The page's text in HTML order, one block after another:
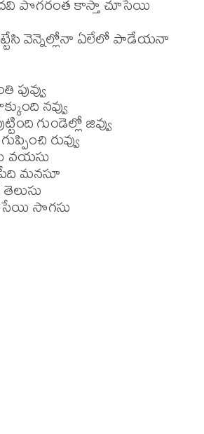
కట్టేసి వెన్నెల్లోనా ఏలేలో పాడేయనా
నవ్వు
గుండెల్లో జివ్వు
రువ్వు
వయసు
మనసూ
సొగసు